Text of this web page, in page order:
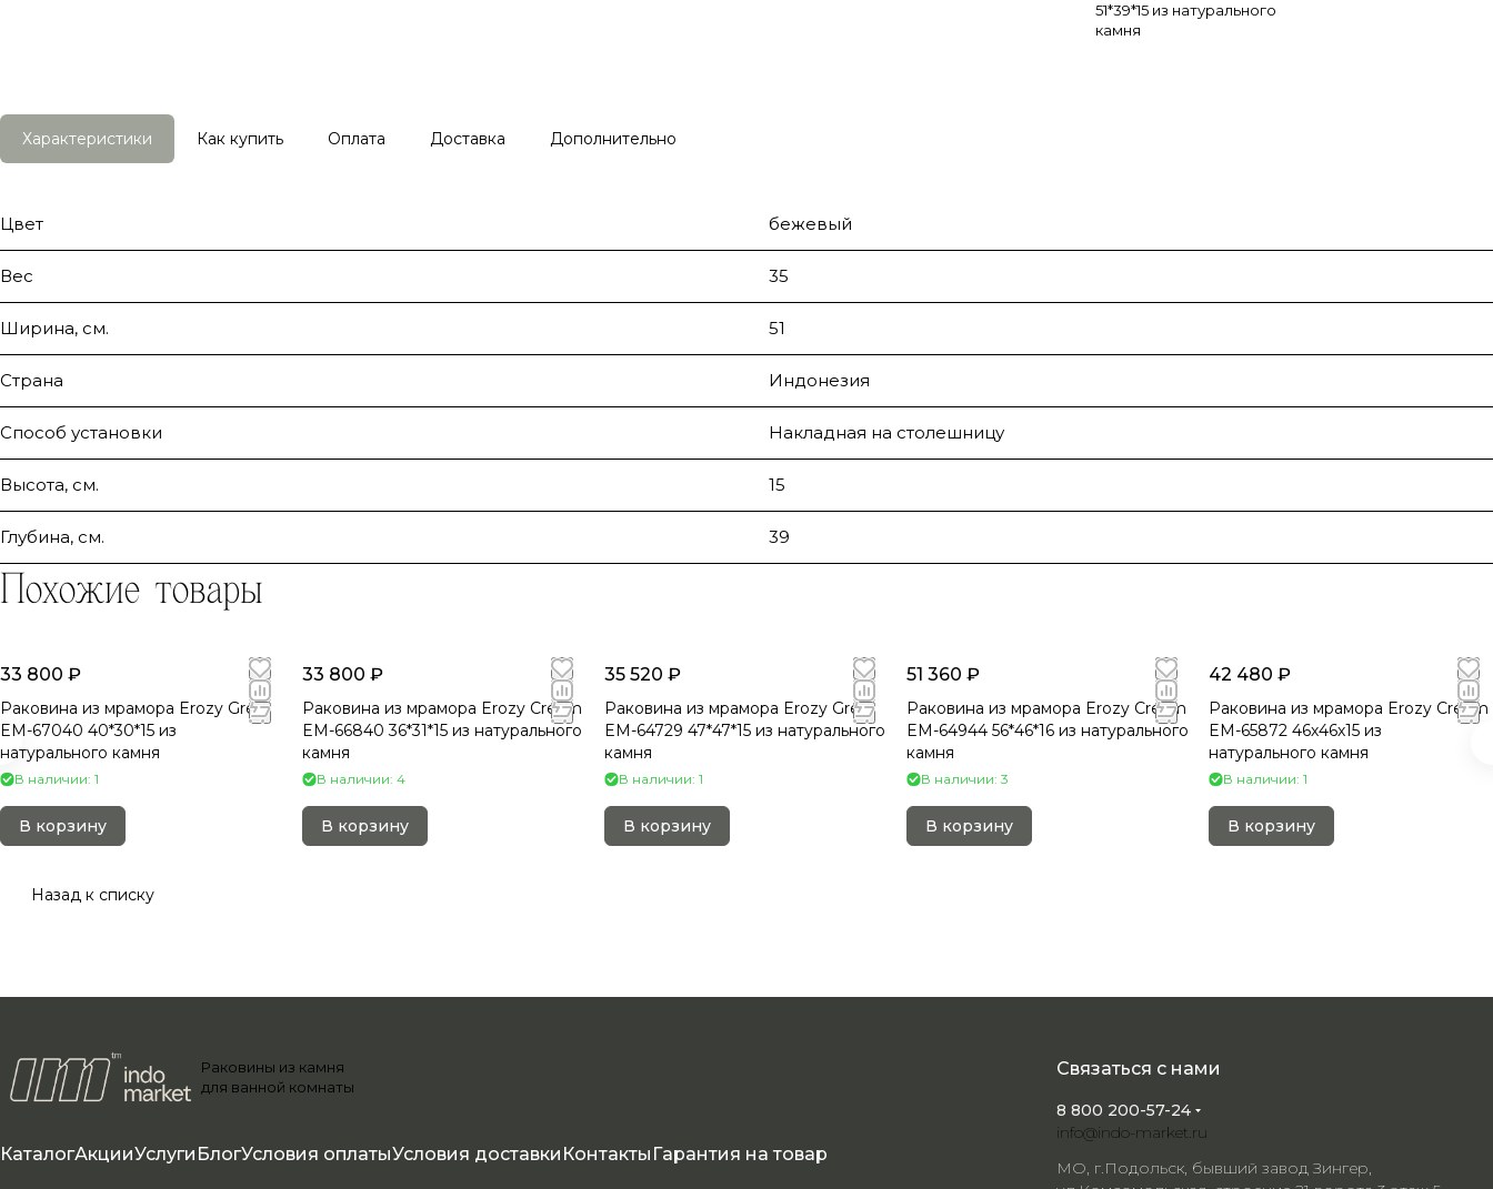
51*39*15 из натурального
камня
Характеристики Как купить Оплата Доставка Дополнительно
Цвет бежевый
Вес 35
Ширина, см. 51
Страна Индонезия
Способ установки Накладная на столешницу
Высота, см. 15
Глубина, см. 39
Похожие товары
33 800 ₽
Раковина из мрамора Erozy Grey
EM-67040 40*30*15 из
натурального камня
В наличии: 1
В корзину
33 800 ₽
Раковина из мрамора Erozy Cream
EM-66840 36*31*15 из натурального
камня
В наличии: 4
В корзину
35 520 ₽
Раковина из мрамора Erozy Grey
EM-64729 47*47*15 из натурального
камня
В наличии: 1
В корзину
51 360 ₽
Раковина из мрамора Erozy Cream
EM-64944 56*46*16 из натурального
камня
В наличии: 3
В корзину
42 480 ₽
Раковина из мрамора Erozy Cream
EM-65872 46х46х15 из
натурального камня
В наличии: 1
В корзину
Назад к списку
Раковины из камня
для ванной комнаты
КаталогАкцииУслуги БлогУсловия оплатыУсловия доставки Контакты Гарантия на товар
Связаться с нами
8 800 200-57-24
info@indo-market.ru
МО, г.Подольск, бывший завод Зингер,